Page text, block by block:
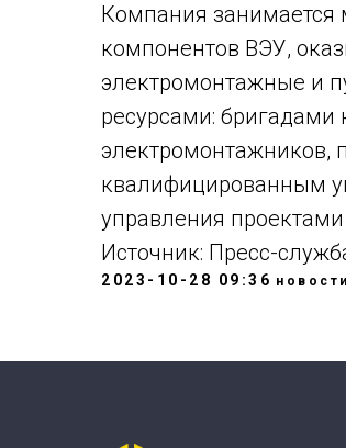
Компания занимается
компонентов ВЭУ,
электромонтажные и
ресурсами:
электромонтажников,
квалифицированным
управления проектами
Источник: Пресс-
2023-10-28 09:36